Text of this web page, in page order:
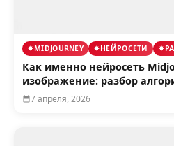
MIDJOURNEY НЕЙРОСЕТИ
Как именно нейросеть
изображение: разбор
7 апреля, 2026